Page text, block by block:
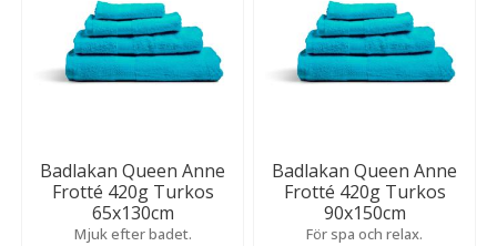
Badlakan Queen Anne
Frotté 420g Turkos
65x130cm
Mjuk efter badet.
Badlakan Queen Anne
Frotté 420g Turkos
90x150cm
För spa och relax.